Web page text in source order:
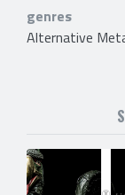
genres
Alternative